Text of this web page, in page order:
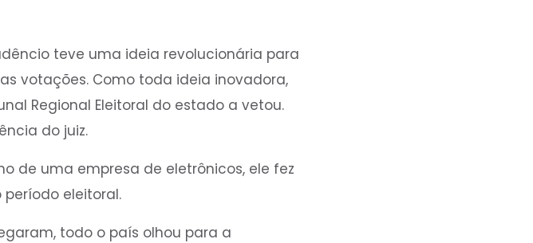
teve uma ideia revolucionária para
votações. Como toda ideia inovadora,
Regional Eleitoral do estado a vetou.
do juiz.
de uma empresa de eletrônicos, ele fez
eleitoral.
todo o país olhou para a